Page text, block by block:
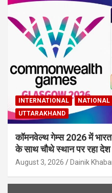
INTERNATIONAL NATIONAL
UTTARAKHAND
कॉमनवेल्थ गेम्स 2026 में
के साथ चौथे स्थान पर रहा देश
August 3, 2026 Dainik